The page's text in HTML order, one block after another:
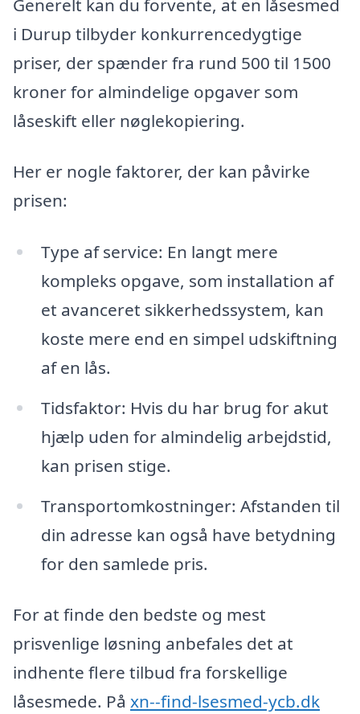
Generelt kan du forvente, at en låsesmed
i Durup tilbyder konkurrencedygtige
priser, der spænder fra rund 500 til 1500
kroner for almindelige opgaver som
låseskift eller nøglekopiering.
Her er nogle faktorer, der kan påvirke
prisen:
Type af service: En langt mere
kompleks opgave, som installation af
et avanceret sikkerhedssystem, kan
koste mere end en simpel udskiftning
af en lås.
Tidsfaktor: Hvis du har brug for akut
hjælp uden for almindelig arbejdstid,
kan prisen stige.
Transportomkostninger: Afstanden til
din adresse kan også have betydning
for den samlede pris.
For at finde den bedste og mest
prisvenlige løsning anbefales det at
indhente flere tilbud fra forskellige
låsesmede. På xn--find-lsesmed-ycb.dk